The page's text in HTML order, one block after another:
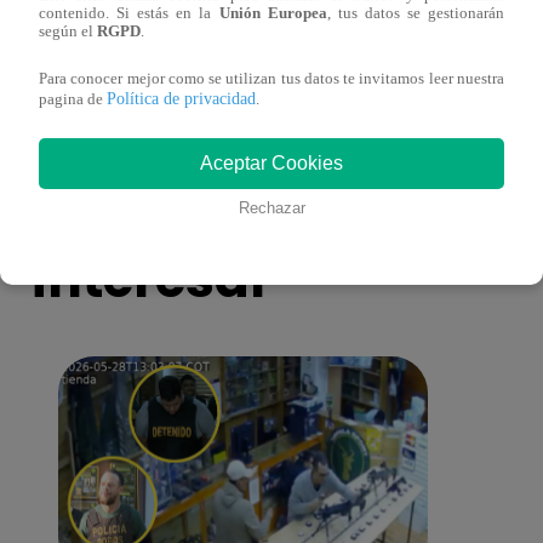
diciembre – capítulo 162, completo
También te puede
interesar
contenido. Si estás en la Unión Europea, tus datos se gestionarán
según el RGPD.
Para conocer mejor como se utilizan tus datos te invitamos leer nuestra
pagina de Política de privacidad.
Aceptar Cookies
Rechazar